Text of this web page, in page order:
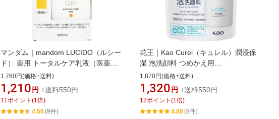
マンダム｜mandom LUCIDO（ルシー
ド） 薬用 トータルケア乳液（医薬部
外品）（100ml）〔乳液〕【rb_pcp】
1,760円(価格+送料)
1,210 円 +送料550円
11 ポイント (1 倍)
4.56(9件)
花王｜Kao Curel（キュレル）潤浸保
湿 泡洗顔料 つめかえ用
130mL【rb_pcp】
1,870円(価格+送料)
1,320 円 +送料550円
12ポイント (1 倍)
4.88(8件)